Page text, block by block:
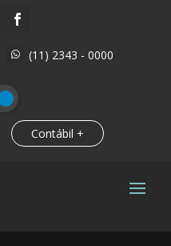

 (11) 2343 - 0000
Contábil +